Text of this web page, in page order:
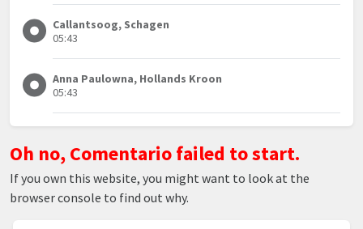
Callantsoog, Schagen
05:43
Anna Paulowna, Hollands Kroon
05:43
Oh no, Comentario failed to start.
If you own this website, you might want to look at the
browser console to find out why.